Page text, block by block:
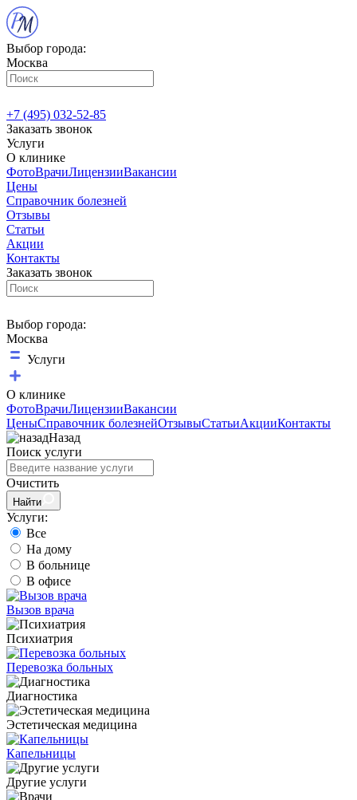
Выбор города:
Москва
+7 (495) 032-52-85
Заказать звонок
Услуги
О клинике
ФотоВрачиЛицензииВакансии
Цены
Справочник болезней
Отзывы
Статьи
Акции
Контакты
Заказать звонок
Выбор города:
Москва
Услуги
О клинике
ФотоВрачиЛицензииВакансии
ЦеныСправочник болезнейОтзывыСтатьиАкцииКонтакты
Назад
Поиск услуги
Очистить
Найти
Услуги:
Все
На дому
В больнице
В офисе
Вызов врача
Психиатрия
Перевозка больных
Диагностика
Эстетическая медицина
Капельницы
Другие услуги